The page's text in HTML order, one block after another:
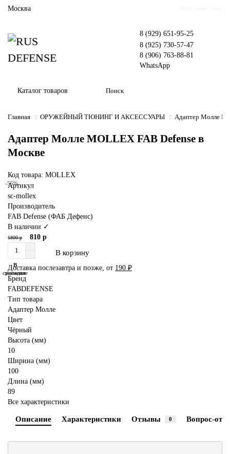
Москва
8 (929) 651-95-25
8 (925) 730-57-47
8 (906) 763-88-81
WhatsApp
Каталог товаров
Главная ОРУЖЕЙНЫЙ ТЮНИНГ И АКСЕССУАРЫ Адаптер Молле
Адаптер Молле MOLLEX FAB Defense в
Москве
Код товара: MOLLEX
-55%
Артикул
sc-mollex
Производитель
FAB Defense (ФАБ Дефенс)
В наличии ✓
1800 р 810 р
В корзину
В
закладки
В
сравнение
Доставка послезавтра и позже, от 190 ₽
Бренд
FABDEFENSE
Тип товара
Адаптер Молле
Цвет
Чёрный
Высота (мм)
10
Ширина (мм)
100
Длина (мм)
89
Все характеристики
Описание Характеристики Отзывы 0 Вопрос-